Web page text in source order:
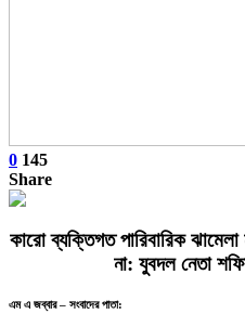
0 145
Share
কারো ব্যক্তিগত পারিবারিক
না: যুবদল নেতা
এম এ জব্বার – সংবাদের পাতা: